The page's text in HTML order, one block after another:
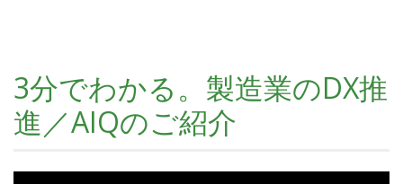
3分でわかる。製造業のDX推
進／AIQのご紹介